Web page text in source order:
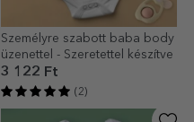
Személyre szabott baba body
üzenettel - Szeretettel készítve
3 122 Ft
(2)